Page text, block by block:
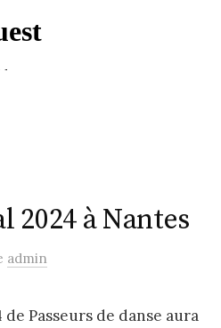
2024 à Nantes
admin
Passeurs de danse aura